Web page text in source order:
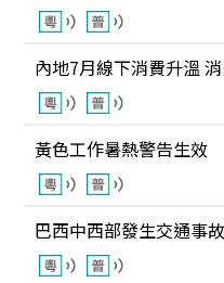
內地7月線下消費升溫
黃色工作暑熱警告生效
巴西中西部發生交通事